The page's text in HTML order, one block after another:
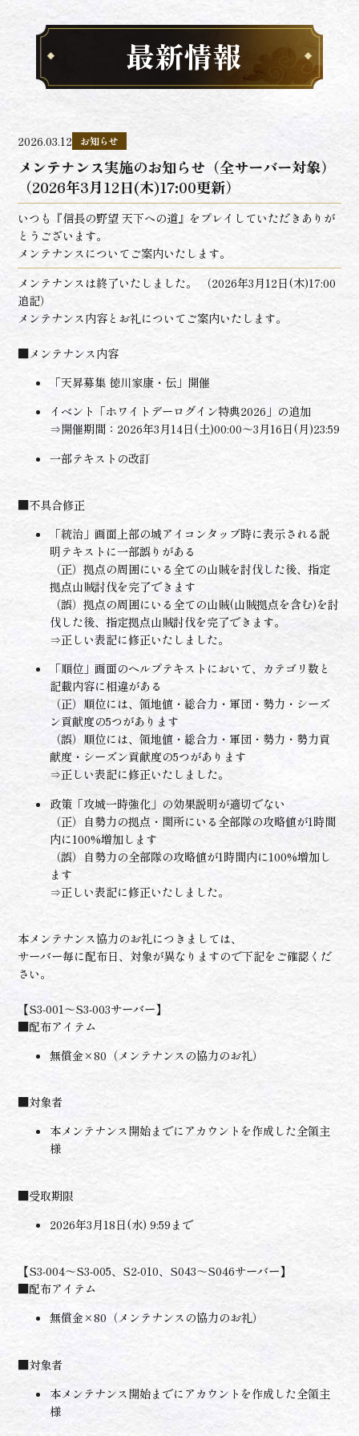
最新情報
2026.03.12 お知らせ
メンテナンス実施のお知らせ（全サーバー対象）
（2026年3月12日(木)17:00更新）
いつも『信長の野望 天下への道』をプレイしていただきありが
とうございます。
メンテナンスについてご案内いたします。
メンテナンスは終了いたしました。 （2026年3月12日(木)17:00
追記）
メンテナンス内容とお礼についてご案内いたします。
■メンテナンス内容
「天昇募集 徳川家康・伝」開催
イベント「ホワイトデーログイン特典2026」の追加
⇒開催期間：2026年3月14日(土)00:00～3月16日(月)23:59
一部テキストの改訂
■不具合修正
「統治」画面上部の城アイコンタップ時に表示される説
明テキストに一部誤りがある
（正）拠点の周囲にいる全ての山賊を討伐した後、指定
拠点山賊討伐を完了できます
（誤）拠点の周囲にいる全ての山賊(山賊拠点を含む)を討
伐した後、指定拠点山賊討伐を完了できます。
⇒正しい表記に修正いたしました。
「順位」画面のヘルプテキストにおいて、カテゴリ数と
記載内容に相違がある
（正）順位には、領地値・総合力・軍団・勢力・シーズ
ン貢献度の5つがあります
（誤）順位には、領地値・総合力・軍団・勢力・勢力貢
献度・シーズン貢献度の5つがあります
⇒正しい表記に修正いたしました。
政策「攻城一時強化」の効果説明が適切でない
（正）自勢力の拠点・関所にいる全部隊の攻略値が1時間
内に100%増加します
（誤）自勢力の全部隊の攻略値が1時間内に100%増加し
ます
⇒正しい表記に修正いたしました。
本メンテナンス協力のお礼につきましては、
サーバー毎に配布日、対象が異なりますので下記をご確認くだ
さい。
【S3-001～S3-003サーバー】
■配布アイテム
無償金×80（メンテナンスの協力のお礼）
■対象者
本メンテナンス開始までにアカウントを作成した全領主
様
■受取期限
2026年3月18日(水) 9:59まで
【S3-004～S3-005、S2-010、S043～S046サーバー】
■配布アイテム
無償金×80（メンテナンスの協力のお礼）
■対象者
本メンテナンス開始までにアカウントを作成した全領主
様